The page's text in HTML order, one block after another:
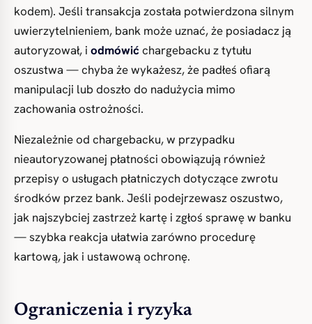
kodem). Jeśli transakcja została potwierdzona silnym
uwierzytelnieniem, bank może uznać, że posiadacz ją
autoryzował, i odmówićchargebacku z tytułu
oszustwa — chyba że wykażesz, że padłeś ofiarą
manipulacji lub doszło do nadużycia mimo
zachowania ostrożności.
Niezależnie od chargebacku, w przypadku
nieautoryzowanej płatności obowiązują również
przepisy o usługach płatniczych dotyczące zwrotu
środków przez bank. Jeśli podejrzewasz oszustwo,
jak najszybciej zastrzeż kartę i zgłoś sprawę w banku
— szybka reakcja ułatwia zarówno procedurę
kartową, jak i ustawową ochronę.
Ograniczenia i ryzyka